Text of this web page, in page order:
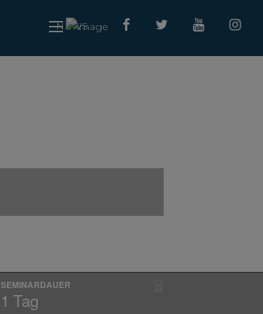
NEWS
SEMINARDAUER
1 Tag